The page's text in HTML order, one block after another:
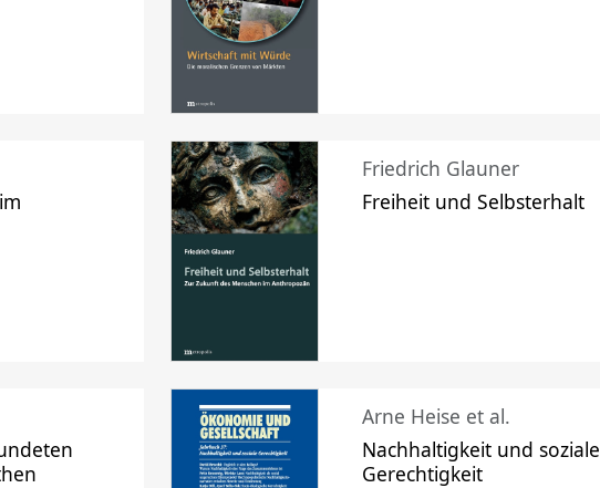
Friedrich Glauner
Freiheit und Selbsterhalt
Arne Heise et al.
Nachhaltigkeit und soziale
Gerechtigkeit